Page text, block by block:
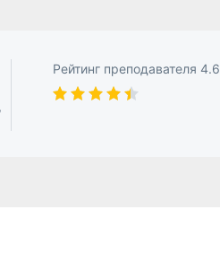
Рейтинг преподавателя 4.6